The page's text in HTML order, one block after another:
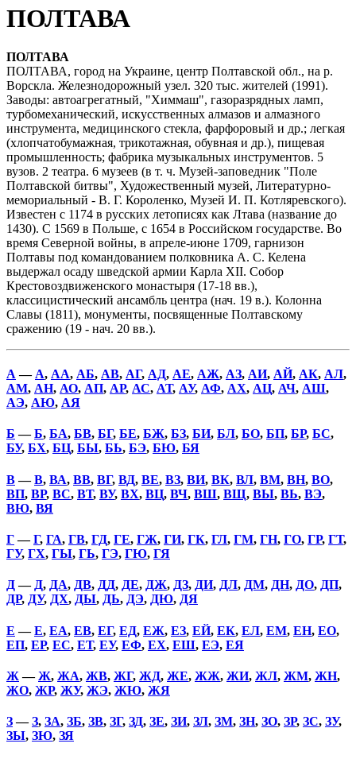
ПОЛТАВА
ПОЛТАВА
ПОЛТАВА, город на Украине, центр Полтавской обл., на р.
Ворскла. Железнодорожный узел. 320 тыс. жителей (1991).
Заводы: автоагрегатный, "Химмаш", газоразрядных ламп,
турбомеханический, искусственных алмазов и алмазного
инструмента, медицинского стекла, фарфоровый и др.; легкая
(хлопчатобумажная, трикотажная, обувная и др.), пищевая
промышленность; фабрика музыкальных инструментов. 5
вузов. 2 театра. 6 музеев (в т. ч. Музей-заповедник "Поле
Полтавской битвы", Художественный музей, Литературно-
мемориальный - В. Г. Короленко, Музей И. П. Котляревского).
Известен с 1174 в русских летописях как Лтава (название до
1430). С 1569 в Польше, с 1654 в Российском государстве. Во
время Северной войны, в апреле-июне 1709, гарнизон
Полтавы под командованием полковника А. С. Келена
выдержал осаду шведской армии Карла XII. Собор
Крестовоздвиженского монастыря (17-18 вв.),
классицистический ансамбль центра (нач. 19 в.). Колонна
Славы (1811), монументы, посвященные Полтавскому
сражению (19 - нач. 20 вв.).
А — А, АА, АБ, АВ, АГ, АД, АЕ, АЖ, АЗ, АИ, АЙ, АК, АЛ,
АМ, АН, АО, АП, АР, АС, АТ, АУ, АФ, АХ, АЦ, АЧ, АШ,
АЭ, АЮ, АЯ
Б —Б, БА, БВ, БГ, БЕ, БЖ, БЗ, БИ, БЛ, БО, БП, БР, БС,
БУ, БХ, БЦ, БЫ, БЬ, БЭ, БЮ, БЯ
В—В, ВА, ВВ, ВГ, ВД, ВЕ, ВЗ, ВИ, ВК, ВЛ, ВМ, ВН, ВО,
ВП, ВР, ВС, ВТ, ВУ, ВХ, ВЦ, ВЧ, ВШ, ВЩ, ВЫ, ВЬ, ВЭ,
ВЮ, ВЯ
Г—Г, ГА, ГВ, ГД, ГЕ, ГЖ, ГИ, ГК, ГЛ, ГМ, ГН, ГО, ГР, ГТ,
ГУ, ГХ, ГЫ, ГЬ, ГЭ, ГЮ, ГЯ
Д— Д, ДА, ДВ, ДД, ДЕ, ДЖ, ДЗ, ДИ, ДЛ, ДМ, ДН, ДО, ДП,
ДР, ДУ, ДХ, ДЫ, ДЬ, ДЭ, ДЮ, ДЯ
Е —Е, ЕА, ЕВ, ЕГ, ЕД, ЕЖ, ЕЗ, ЕЙ, ЕК, ЕЛ, ЕМ, ЕН, ЕО,
ЕП, ЕР, ЕС, ЕТ, ЕУ, ЕФ, ЕХ, ЕШ, ЕЭ, ЕЯ
Ж —Ж, ЖА, ЖВ, ЖГ, ЖД, ЖЕ, ЖЖ, ЖИ, ЖЛ, ЖМ, ЖН,
ЖО, ЖР, ЖУ, ЖЭ, ЖЮ, ЖЯ
З—З, ЗА, ЗБ, ЗВ, ЗГ, ЗД, ЗЕ, ЗИ, ЗЛ, ЗМ, ЗН, ЗО, ЗР, ЗС, ЗУ,
ЗЫ, ЗЮ, ЗЯ